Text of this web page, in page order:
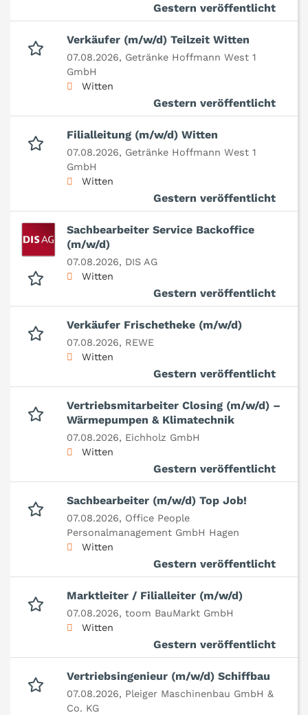
Gestern veröffentlicht
Verkäufer (m/w/d) Teilzeit Witten
07.08.2026, Getränke Hoffmann West 1
GmbH
Witten
Gestern veröffentlicht
Filialleitung (m/w/d) Witten
07.08.2026, Getränke Hoffmann West 1
GmbH
Witten
Gestern veröffentlicht
Sachbearbeiter Service Backoffice
(m/w/d)
07.08.2026, DIS AG
Witten
Gestern veröffentlicht
Verkäufer Frischetheke (m/w/d)
07.08.2026, REWE
Witten
Gestern veröffentlicht
Vertriebsmitarbeiter Closing (m/w/d) –
Wärmepumpen & Klimatechnik
07.08.2026, Eichholz GmbH
Witten
Gestern veröffentlicht
Sachbearbeiter (m/w/d) Top Job!
07.08.2026, Office People
Personalmanagement GmbH Hagen
Witten
Gestern veröffentlicht
Marktleiter / Filialleiter (m/w/d)
07.08.2026, toom BauMarkt GmbH
Witten
Gestern veröffentlicht
Vertriebsingenieur (m/w/d) Schiffbau
07.08.2026, Pleiger Maschinenbau GmbH &
Co. KG